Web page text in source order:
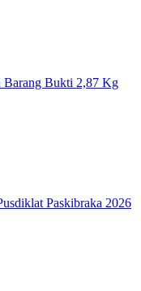
Barang Bukti 2,87 Kg
Paskibraka 2026